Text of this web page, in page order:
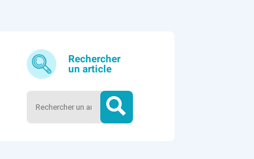
Rechercher
un article